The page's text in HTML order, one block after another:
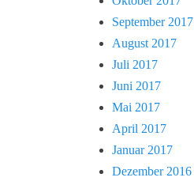
September 2017
August 2017
Juli 2017
Juni 2017
Mai 2017
April 2017
Januar 2017
Dezember 2016